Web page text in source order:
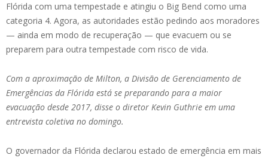
Flórida com uma tempestade e atingiu o Big Bend como uma
categoria 4. Agora, as autoridades estão pedindo aos moradores
— ainda em modo de recuperação — que evacuem ou se
preparem para outra tempestade com risco de vida.
Com a aproximação de Milton, a Divisão de Gerenciamento de
Emergências da Flórida está se preparando para a maior
evacuação desde 2017, disse o diretor Kevin Guthrie em uma
entrevista coletiva no domingo.
O governador da Flórida declarou estado de emergência em mais